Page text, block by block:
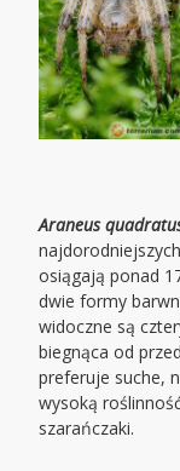
Araneus
osiągają ponad
dwie formy
widoczne są
biegnąca od
preferuje suche,
wysoką
szarańczaki.